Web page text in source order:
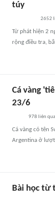
túy
2652
Từ phát hiện 2
rộng điều tra,
Cá vàng
23/6
978 liên
Cá vàng có tên
Argentina ở
Bài học từ